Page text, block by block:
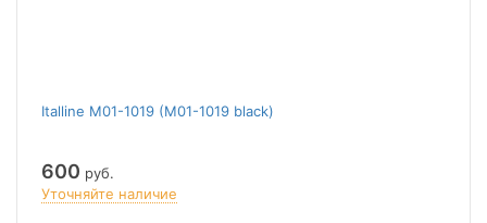
Italline M01-1019 (M01-1019 black)
600 руб.
Уточняйте наличие